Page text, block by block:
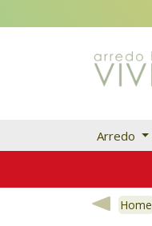
Arredo
Home